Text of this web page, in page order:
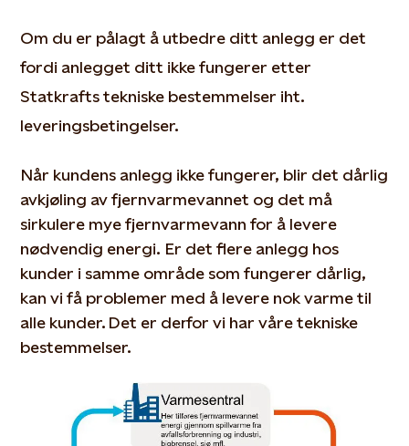
Om du er pålagt å utbedre ditt anlegg er det
fordi anlegget ditt ikke fungerer etter
Statkrafts tekniske bestemmelser iht.
leveringsbetingelser.
Når kundens anlegg ikke fungerer, blir det dårlig
avkjøling av fjernvarmevannet og det må
sirkulere mye fjernvarmevann for å levere
nødvendig energi. Er det flere anlegg hos
kunder i samme område som fungerer dårlig,
kan vi få problemer med å levere nok varme til
alle kunder. Det er derfor vi har våre tekniske
bestemmelser.